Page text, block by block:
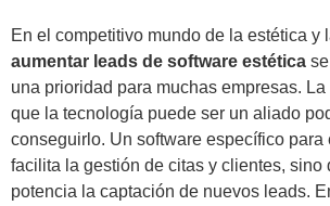
En el competitivo mundo de la estética y
aumentar leads de software estética
una prioridad para muchas empresas.
que la tecnología puede ser un aliado
conseguirlo. Un software específico para
facilita la gestión de citas y clientes, sino
potencia la captación de nuevos leads.